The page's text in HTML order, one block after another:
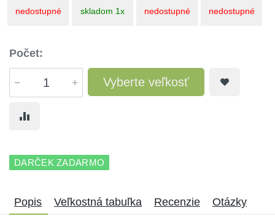
nedostupné skladom 1x nedostupné nedostupné
Počet:
Vyberte veľkosť
DARČEK ZADARMO
Popis Veľkostná tabuľka Recenzie Otázky